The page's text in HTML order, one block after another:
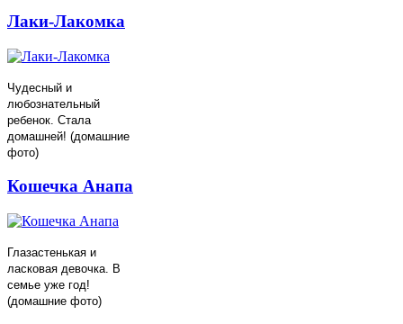
Лаки-Лакомка
Чудесный и
любознательный
ребенок. Стала
домашней! (домашние
фото)
Кошечка Анапа
Глазастенькая и
ласковая девочка. В
семье уже год!
(домашние фото)